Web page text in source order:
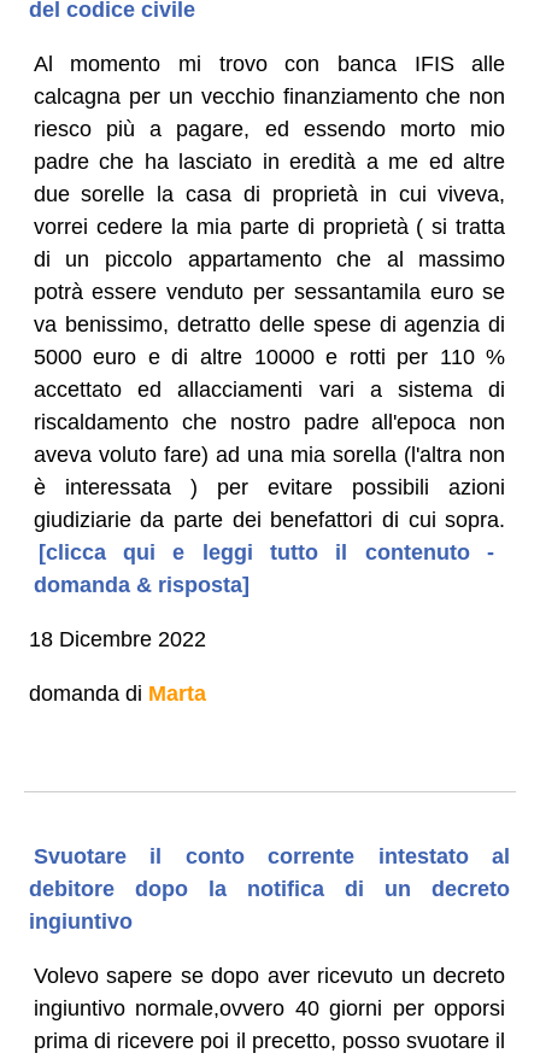
del codice civile
Al momento mi trovo con banca IFIS alle
calcagna per un vecchio finanziamento che non
riesco più a pagare, ed essendo morto mio
padre che ha lasciato in eredità a me ed altre
due sorelle la casa di proprietà in cui viveva,
vorrei cedere la mia parte di proprietà ( si tratta
di un piccolo appartamento che al massimo
potrà essere venduto per sessantamila euro se
va benissimo, detratto delle spese di agenzia di
5000 euro e di altre 10000 e rotti per 110 %
accettato ed allacciamenti vari a sistema di
riscaldamento che nostro padre all'epoca non
aveva voluto fare) ad una mia sorella (l'altra non
è interessata ) per evitare possibili azioni
giudiziarie da parte dei benefattori di cui sopra.
[clicca qui e leggi tutto il contenuto -
domanda & risposta]
18 Dicembre 2022
domanda di Marta
Svuotare il conto corrente intestato al
debitore dopo la notifica di un decreto
ingiuntivo
Volevo sapere se dopo aver ricevuto un decreto
ingiuntivo normale,ovvero 40 giorni per opporsi
prima di ricevere poi il precetto, posso svuotare il